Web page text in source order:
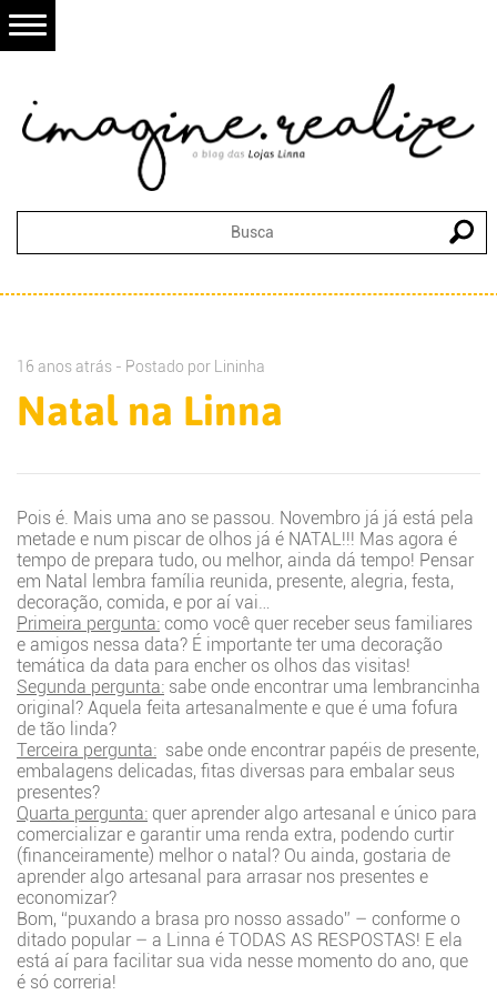
16 anos atrás - Postado por Lininha
Natal na Linna
Pois é. Mais uma ano se passou. Novembro já já está pela
metade e num piscar de olhos já é NATAL!!! Mas agora é
tempo de prepara tudo, ou melhor, ainda dá tempo! Pensar
em Natal lembra família reunida, presente, alegria, festa,
decoração, comida, e por aí vai…
Primeira pergunta: como você quer receber seus familiares
e amigos nessa data? É importante ter uma decoração
temática da data para encher os olhos das visitas!
Segunda pergunta: sabe onde encontrar uma lembrancinha
original? Aquela feita artesanalmente e que é uma fofura
de tão linda?
Terceira pergunta: sabe onde encontrar papéis de presente,
embalagens delicadas, fitas diversas para embalar seus
presentes?
Quarta pergunta: quer aprender algo artesanal e único para
comercializar e garantir uma renda extra, podendo curtir
(financeiramente) melhor o natal? Ou ainda, gostaria de
aprender algo artesanal para arrasar nos presentes e
economizar?
Bom, “puxando a brasa pro nosso assado” – conforme o
ditado popular – a Linna é TODAS AS RESPOSTAS! E ela
está aí para facilitar sua vida nesse momento do ano, que
é só correria!